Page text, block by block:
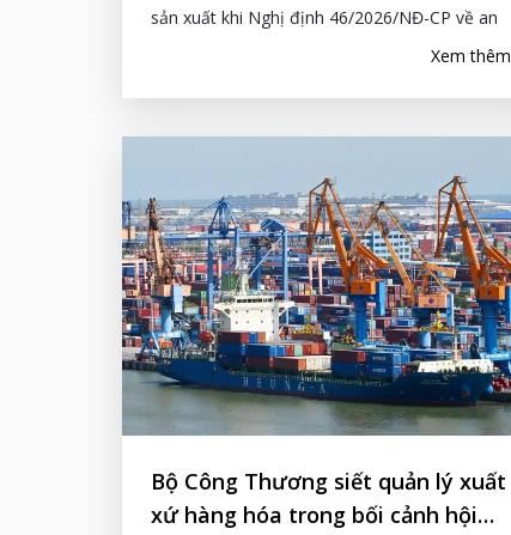
sản xuất khi Nghị định 46/2026/NĐ-CP về an
Xem thêm
Bộ Công Thương siết quản lý xuất
xứ hàng hóa trong bối cảnh hội